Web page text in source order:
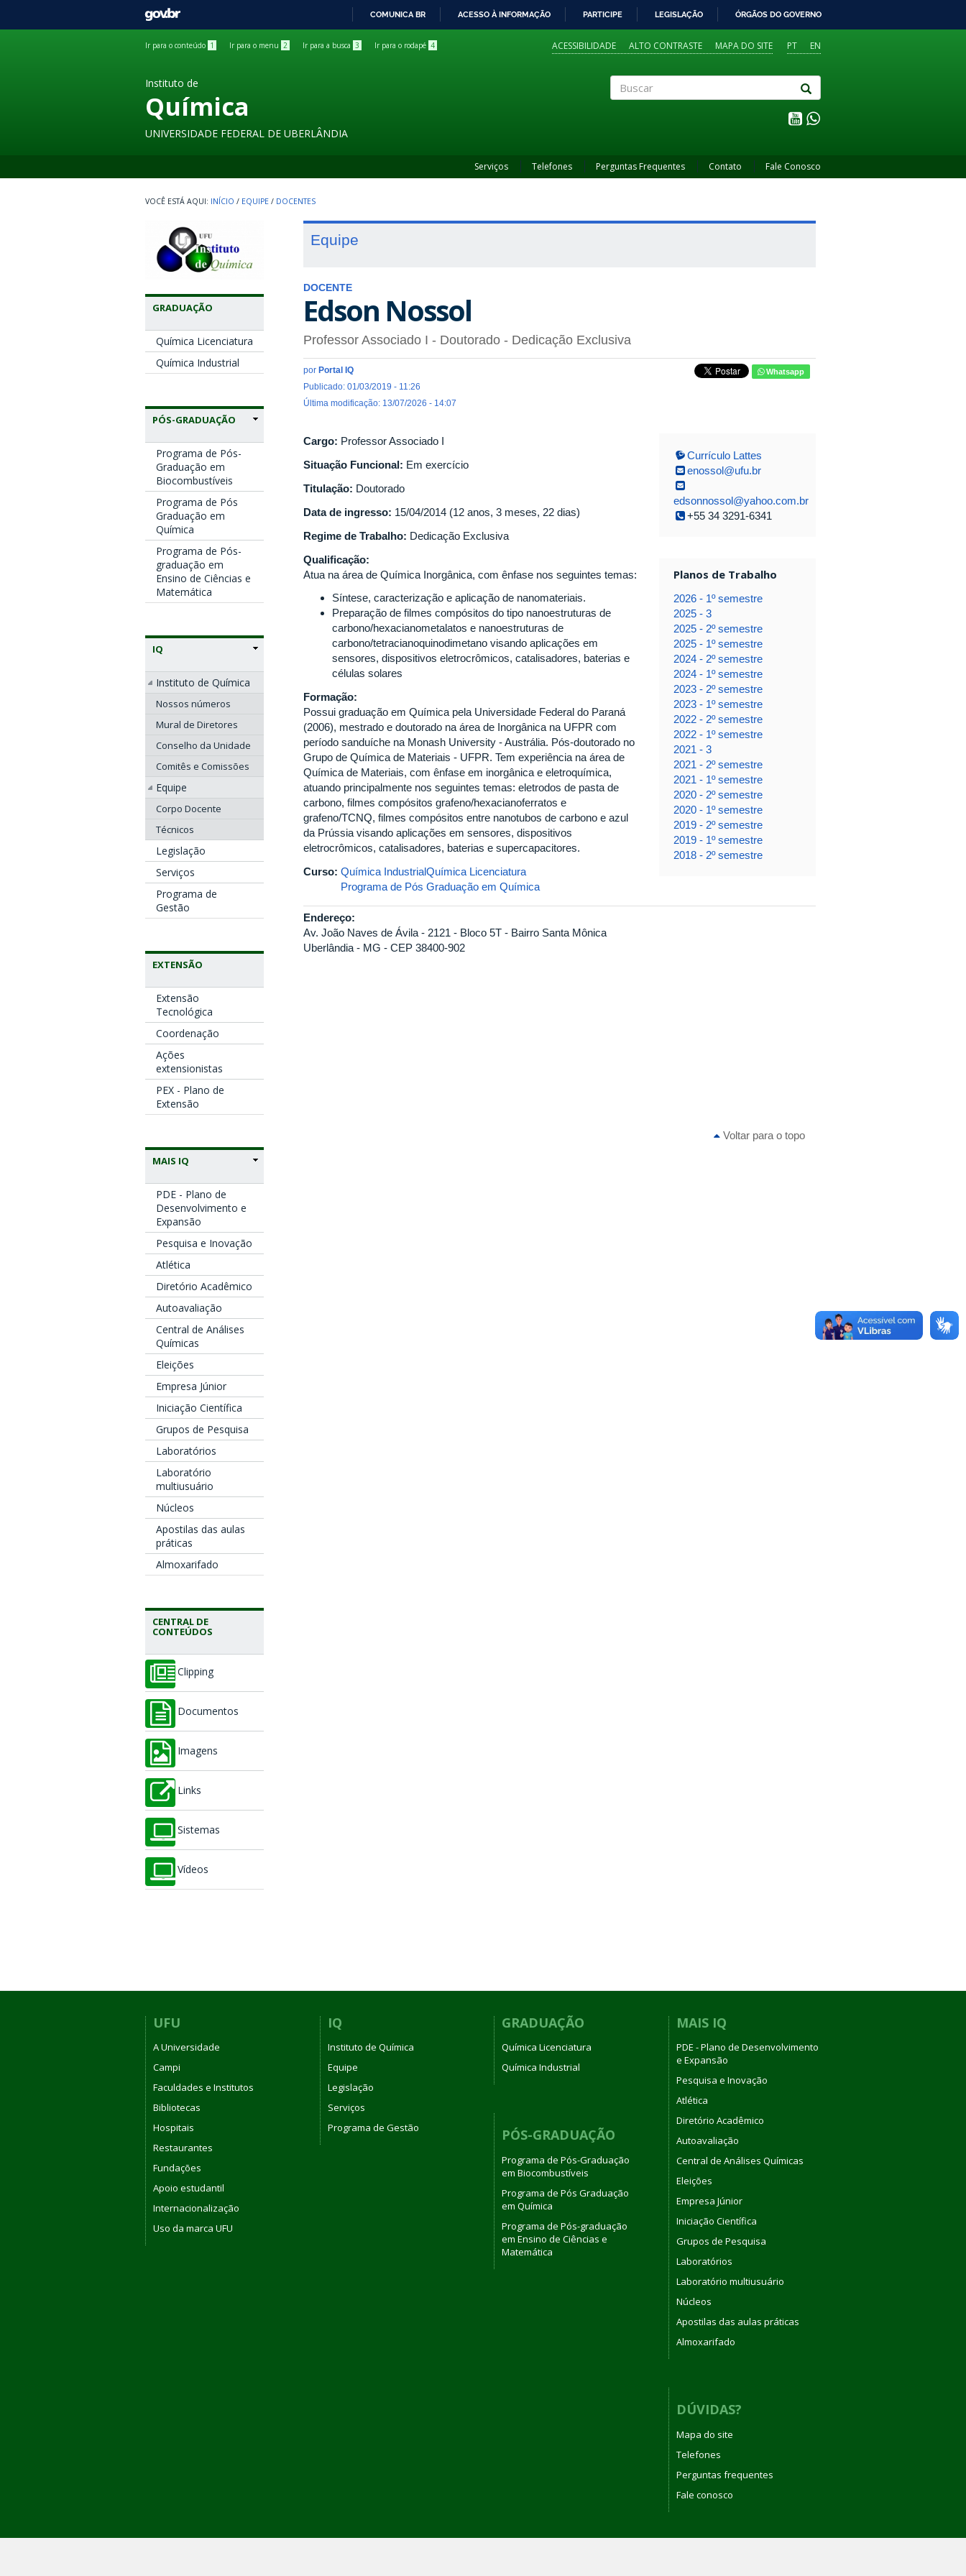
GOVBR
COMUNICA BR ACESSO À INFORMAÇÃO PARTICIPE LEGISLAÇÃO ÓRGÃOS DO GOVERNO
Ir para o conteúdo 1 Ir para o menu 2 Ir para a busca 3 Ir para o rodapé 4 PT EN
ACESSIBILIDADE ALTO CONTRASTE MAPA DO SITE
Instituto de
Química
UNIVERSIDADE FEDERAL DE UBERLÂNDIA
Serviços Telefones Perguntas Frequentes Contato Fale Conosco
INÍCIO / EQUIPE / DOCENTES
GRADUAÇÃO
Química Licenciatura
Química Industrial
PÓS-GRADUAÇÃO
Programa de Pós-
Graduação em
Biocombustíveis
Programa de Pós
Graduação em
Química
Programa de Pós-
graduação em
Ensino de Ciências e
Matemática
IQ
Instituto de Química
Nossos números
Mural de Diretores
Conselho da Unidade
Comitês e Comissões
Equipe
Corpo Docente
Técnicos
Legislação
Serviços
Programa de
Gestão
EXTENSÃO
Extensão
Tecnológica
Coordenação
Ações
extensionistas
PEX - Plano de
Extensão
MAIS IQ
PDE - Plano de
Desenvolvimento e
Expansão
Pesquisa e Inovação
Atlética
Diretório Acadêmico
Autoavaliação
Central de Análises
Químicas
Eleições
Empresa Júnior
Iniciação Científica
Grupos de Pesquisa
Laboratórios
Laboratório
multiusuário
Núcleos
Apostilas das aulas
práticas
Almoxarifado
CENTRAL DE
CONTEÚDOS
Clipping
Documentos
Imagens
Links
Sistemas
Vídeos
Equipe
DOCENTE
Edson Nossol
Professor Associado I - Doutorado - Dedicação Exclusiva
por Portal IQ
Publicado: 01/03/2019 - 11:26
Última modificação: 13/07/2026 - 14:07
Whatsapp
Cargo: Professor Associado I
Situação Funcional: Em exercício
Titulação: Doutorado
Data de ingresso: 15/04/2014 (12 anos, 3 meses, 22 dias)
Regime de Trabalho: Dedicação Exclusiva
Qualificação:
Atua na área de Química Inorgânica, com ênfase nos seguintes temas:
Síntese, caracterização e aplicação de nanomateriais.
Preparação de filmes compósitos do tipo nanoestruturas de
carbono/hexacianometalatos e nanoestruturas de
carbono/tetracianoquinodimetano visando aplicações em
sensores, dispositivos eletrocrômicos, catalisadores, baterias e
células solares
Formação:
Possui graduação em Química pela Universidade Federal do Paraná
(2006), mestrado e doutorado na área de Inorgânica na UFPR com
período sanduíche na Monash University - Austrália. Pós-doutorado no
Grupo de Química de Materiais - UFPR. Tem experiência na área de
Química de Materiais, com ênfase em inorgânica e eletroquímica,
atuando principalmente nos seguintes temas: eletrodos de pasta de
carbono, filmes compósitos grafeno/hexacianoferratos e
grafeno/TCNQ, filmes compósitos entre nanotubos de carbono e azul
da Prússia visando aplicações em sensores, dispositivos
eletrocrômicos, catalisadores, baterias e supercapacitores.
Curso: Química IndustrialQuímica Licenciatura
Programa de Pós Graduação em Química
Currículo Lattes
enossol@ufu.br
edsonnossol@yahoo.com.br
+55 34 3291-6341
Planos de Trabalho
2026 - 1º semestre
2025 - 3
2025 - 2º semestre
2025 - 1º semestre
2024 - 2º semestre
2024 - 1º semestre
2023 - 2º semestre
2023 - 1º semestre
2022 - 2º semestre
2022 - 1º semestre
2021 - 3
2021 - 2º semestre
2021 - 1º semestre
2020 - 2º semestre
2020 - 1º semestre
2019 - 2º semestre
2019 - 1º semestre
2018 - 2º semestre
Endereço:
Av. João Naves de Ávila - 2121 - Bloco 5T - Bairro Santa Mônica
Uberlândia - MG - CEP 38400-902
Voltar para o topo
UFU
A Universidade
Campi
Faculdades e Institutos
Bibliotecas
Hospitais
Restaurantes
Fundações
Apoio estudantil
Internacionalização
Uso da marca UFU
IQ
Instituto de Química
Equipe
Legislação
Serviços
Programa de Gestão
GRADUAÇÃO
Química Licenciatura
Química Industrial
PÓS-GRADUAÇÃO
Programa de Pós-Graduação
em Biocombustíveis
Programa de Pós Graduação
em Química
Programa de Pós-graduação
em Ensino de Ciências e
Matemática
MAIS IQ
PDE - Plano de Desenvolvimento
e Expansão
Pesquisa e Inovação
Atlética
Diretório Acadêmico
Autoavaliação
Central de Análises Químicas
Eleições
Empresa Júnior
Iniciação Científica
Grupos de Pesquisa
Laboratórios
Laboratório multiusuário
Núcleos
Apostilas das aulas práticas
Almoxarifado
DÚVIDAS?
Mapa do site
Telefones
Perguntas frequentes
Fale conosco